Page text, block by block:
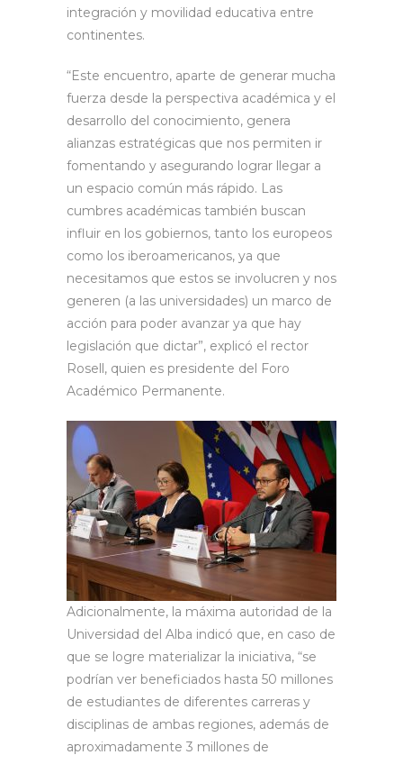
integración y movilidad educativa entre
continentes.
“Este encuentro, aparte de generar mucha
fuerza desde la perspectiva académica y el
desarrollo del conocimiento, genera
alianzas estratégicas que nos permiten ir
fomentando y asegurando lograr llegar a
un espacio común más rápido. Las
cumbres académicas también buscan
influir en los gobiernos, tanto los europeos
como los iberoamericanos, ya que
necesitamos que estos se involucren y nos
generen (a las universidades) un marco de
acción para poder avanzar ya que hay
legislación que dictar”, explicó el rector
Rosell, quien es presidente del Foro
Académico Permanente.
Adicionalmente, la máxima autoridad de la
Universidad del Alba indicó que, en caso de
que se logre materializar la iniciativa, “se
podrían ver beneficiados hasta 50 millones
de estudiantes de diferentes carreras y
disciplinas de ambas regiones, además de
aproximadamente 3 millones de